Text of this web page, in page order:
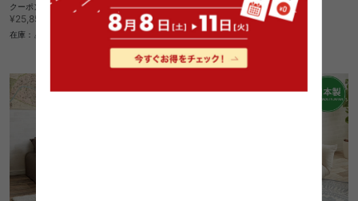
クーポン利用で
¥25,850→ ¥21,972
在庫：△
3 件
クーポン利用で
¥34,360→¥29,206
在庫：△